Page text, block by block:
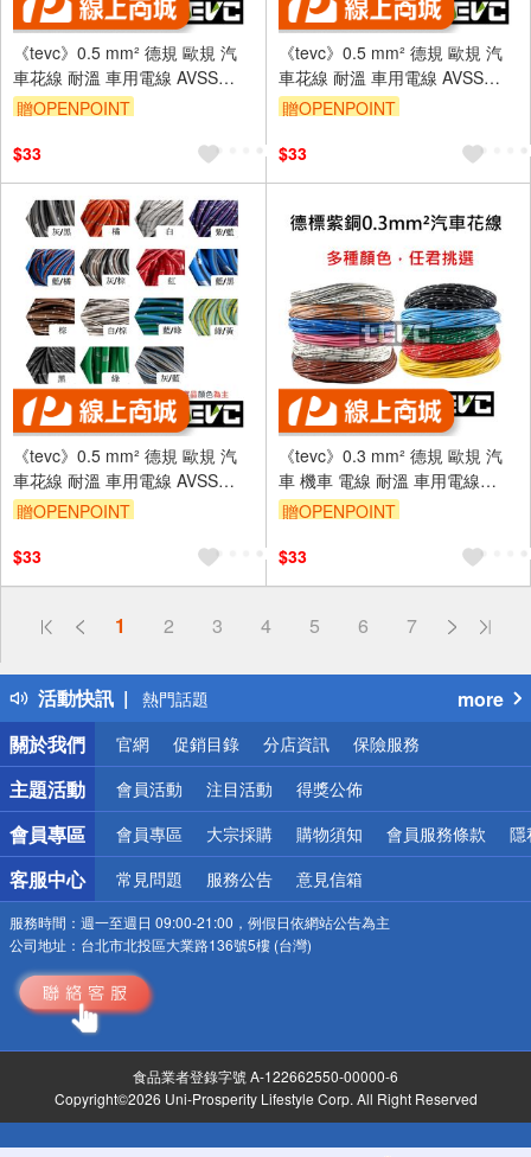
《tevc》0.5 mm² 德規 歐規 汽
車花線 耐溫 車用電線 AVSS
20AWG 花線 車用配線 機車
贈OPENPOINT
$33
《tevc》0.5 mm² 德規 歐規 汽
車花線 耐溫 車用電線 AVSS
20AWG 花線 車用配線 機車
贈OPENPOINT
$33
《tevc》0.5 mm² 德規 歐規 汽
車花線 耐溫 車用電線 AVSS
20AWG 花線 車用配線 機車
贈OPENPOINT
$33
《tevc》0.3 mm² 德規 歐規 汽
車 機車 電線 耐溫 車用電線
AVSS 20AWG 花線 配線
贈OPENPOINT
$33
1 2 3 4 5 6 7
活動快訊
偏遠地區配送
得獎公告
熱門話題
銀行優惠
偏遠地區配送
詐騙網頁！請小心！
more
關於我們
官網 促銷目錄 分店資訊 保險服務
主題活動 會員活動 注目活動 得獎公佈
會員專區 會員專區 大宗採購 購物須知 會員服務條款 隱
客服中心 常見問題 服務公告 意見信箱
服務時間： 週一至週日 09:00-21:00，例假日依網站公告為主
公司地址： 台北市北投區大業路136號5樓 (台灣)
食品業者登錄字號 A-122662550-00000-6
Copyright©2026 Uni-Prosperity Lifestyle Corp. All Right Reserved